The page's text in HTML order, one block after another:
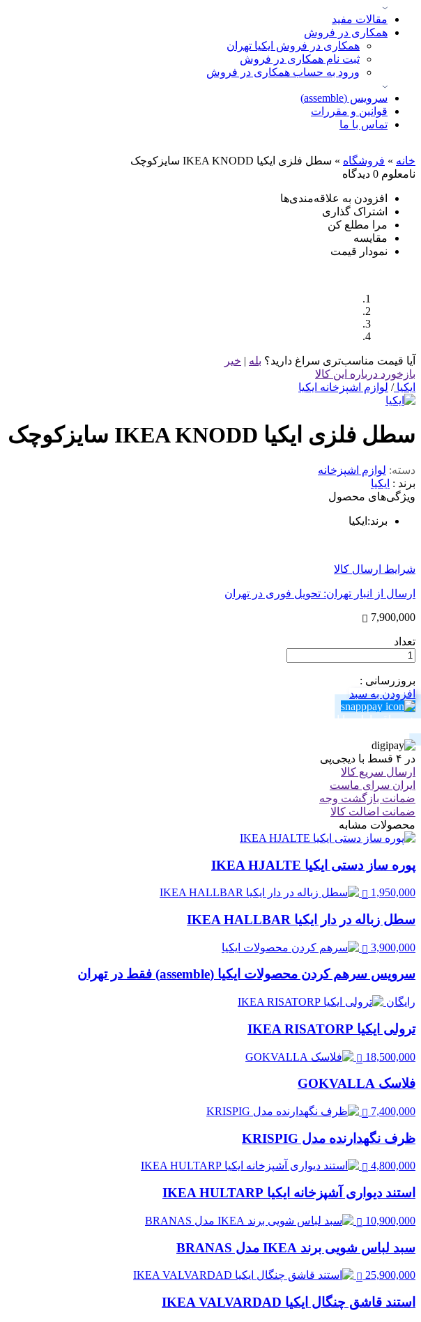
مقالات مفید
همکاری در فروش
همکاری در فروش ایکیا تهران
ثبت نام همکاری در فروش
ورود به حساب همکاری در فروش
سرویس (assemble)
قوانین و مقررات
تماس با ما
خانه » فروشگاه » سطل فلزی ایکیا IKEA KNODD سایزکوچک
نامعلوم 0 دیدگاه
افزودن به علاقه‌مندی‌ها
اشتراک گذاری
مرا مطلع کن
مقایسه
نمودار قیمت
آیا قیمت مناسب‌تری سراغ دارید؟ بله | خیر
بازخورد درباره این کالا
ایکیا / لوازم اشپزخانه ایکیا
سطل فلزی ایکیا IKEA KNODD سایزکوچک
دسته: لوازم اشپزخانه
برند : ایکیا
ویژگی‌های محصول
برند: ایکیا
شرایط ارسال کالا
ارسال از انبار تهران: تحویل فوری در تهران
7,900,000
تعداد
بروزرسانی :
افزودن به سبد
خرید اقساطی با اسنپ‌پی!
پرداخت در 4 قسط $price_divided_by_4
در ۴ قسط با دیجی‌پی
ارسال سریع کالا
ایران سرای ماست
ضمانت بازگشت وجه
ضمانت اضالت کالا
محصولات مشابه
پوره ساز دستی ایکیا IKEA HJALTE
1,950,000
سطل زباله در دار ایکیا IKEA HALLBAR
3,900,000
سرویس سرهم کردن محصولات ایکیا (assemble) فقط در تهران
رایگان
ترولی ایکیا IKEA RISATORP
18,500,000
فلاسک GOKVALLA
7,400,000
ظرف نگهدارنده مدل KRISPIG
4,800,000
استند دیواری آشپزخانه ایکیا IKEA HULTARP
10,900,000
سبد لباس شویی برند IKEA مدل BRANAS
25,900,000
استند قاشق چنگال ایکیا IKEA VALVARDAD